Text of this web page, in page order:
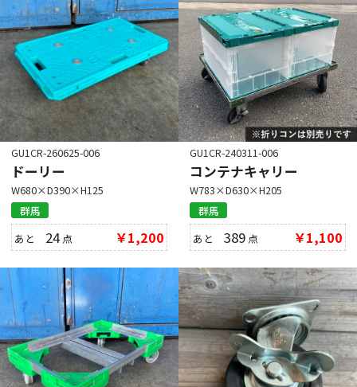
GU1CR-260625-006
ドーリー
W680×D390×H125
群馬
あと 24点 ￥1,200
GU1CR-240311-006
コンテナキャリー
W783×D630×H205
群馬
あと389 点 ￥1,100